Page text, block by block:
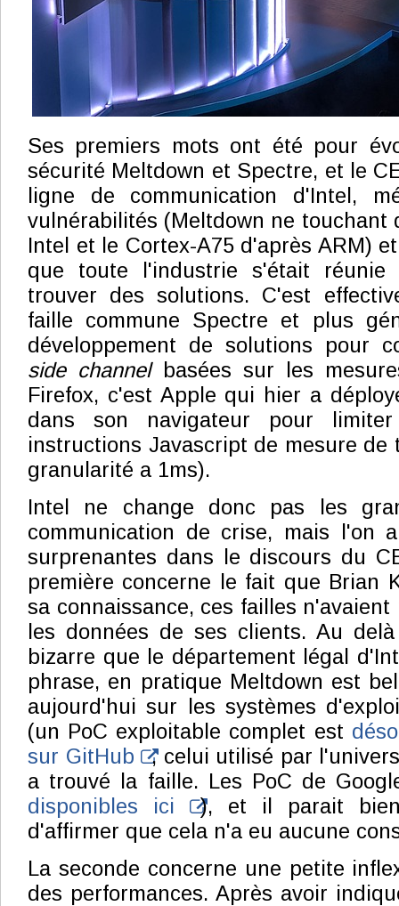
Ses premiers mots ont été pour
sécurité Meltdown et Spectre, et le
ligne de communication d'Intel,
vulnérabilités (Meltdown ne touchant
Intel et le Cortex-A75 d'après ARM)
que toute l'industrie s'était
trouver des solutions. C'est
faille commune Spectre et plus
développement de solutions pour
side channelbasées sur les
Firefox, c'est Apple qui hier a
dans son navigateur pour
instructions Javascript de mesure de
granularité a 1ms).
Intel ne change donc pas les
communication de crise, mais l'on
surprenantes dans le discours du
première concerne le fait que Brian
sa connaissance, ces failles
les données de ses clients. Au
bizarre que le département légal
phrase, en pratique Meltdown est
aujourd'hui sur les systèmes
(un PoC exploitable complet est
sur GitHub
, celui utilisé par
a trouvé la faille. Les PoC de
disponibles ici
), et il parait
d'affirmer que cela n'a eu aucune
La seconde concerne une petite
des performances. Après avoir